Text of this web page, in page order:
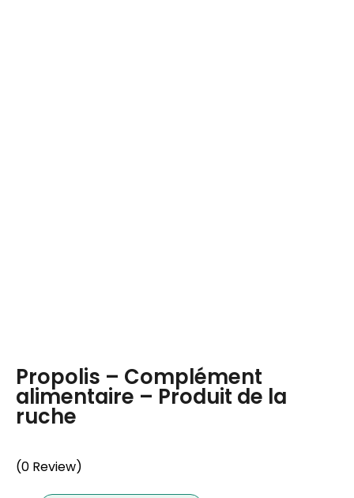
Propolis – Complément
alimentaire – Produit de la
ruche
(0 Review)